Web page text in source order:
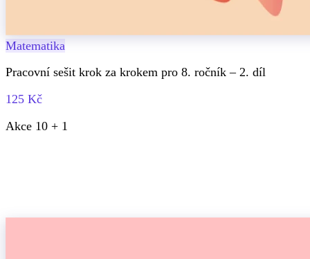
Matematika
Pracovní sešit krok za krokem pro 8. ročník – 2. díl
125 Kč
Akce 10 + 1